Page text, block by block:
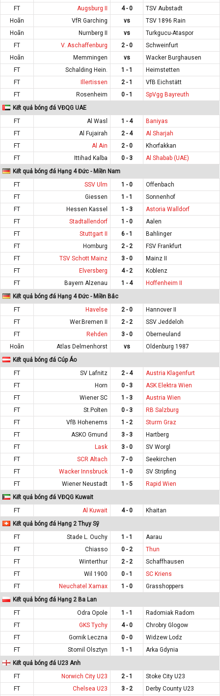
FT
Augsburg II 4 - 0
TSV Aubstadt
Hoãn
VfR Garching vs
TSV 1896 Rain
Hoãn
Nurnberg II vs
Turkgucu-Ataspor
FT
V. Aschaffenburg 2 - 0
Schweinfurt
Hoãn
Memmingen vs
Wacker Burghausen
FT
Schalding Hein. 1 - 1
Heimstetten
FT
Illertissen 2 - 1
VfB Eichstätt
FT
Rosenheim 0 - 1
SpVgg Bayreuth
Kết quả bóng đá VĐQG UAE
FT
Al Wasl 1 - 4
Baniyas
FT
Al Fujairah 2 - 4
Al Sharjah
FT
Al Ain 2 - 0
Khorfakkan
FT
Ittihad Kalba 0 - 3
Al Shabab (UAE)
Kết quả bóng đá Hạng 4 Đức - Miền Nam
FT
SSV Ulm 1 - 0
Offenbach
FT
Giessen 1 - 1
Sonnenhof
FT
Hessen Kassel 1 - 3
Astoria Walldorf
FT
Stadtallendorf 1 - 0
Aalen
FT
Stuttgart II 6 - 1
Bahlinger
FT
Homburg 2 - 2
FSV Frankfurt
FT
TSV Schott Mainz 3 - 0
Mainz II
FT
Elversberg 4 - 2
Koblenz
FT
Bayern Alzenau 1 - 4
Hoffenheim II
Kết quả bóng đá Hạng 4 Đức - Miền Bắc
FT
Havelse 2 - 0
Hannover II
FT
Wer.Bremen II 2 - 2
SSV Jeddeloh
FT
Rehden 3 - 0
Oberneuland
Hoãn
Atlas Delmenhorst vs
Oldenburg 1987
Kết quả bóng đá Cúp Áo
FT
SV Lafnitz 2 - 4
Austria Klagenfurt
FT
Horn 0 - 3
ASK Elektra Wien
FT
Wiener SC 1 - 3
Austria Wien
FT
St.Polten 0 - 3
RB Salzburg
FT
VfB Hohenems 1 - 2
Sturm Graz
FT
ASKO Gmund 3 - 3
Hartberg
FT
Lask 3 - 0
SV Worgl
FT
SCR Altach 7 - 0
Seekirchen
FT
Wacker Innsbruck 1 - 0
SV Stripfing
FT
Wiener Neustadt 1 - 5
Rapid Wien
Kết quả bóng đá VĐQG Kuwait
FT
Al Kuwait 4 - 0
Khaitan
Kết quả bóng đá Hạng 2 Thụy Sỹ
FT
Stade L. Ouchy 1 - 1
Aarau
FT
Chiasso 0 - 2
Thun
FT
Winterthur 2 - 2
Schaffhausen
FT
Wil 1900 0 - 1
SC Kriens
FT
Neuchatel Xamax 1 - 0
Grasshoppers
Kết quả bóng đá Hạng 2 Ba Lan
FT
Odra Opole 1 - 1
Radomiak Radom
FT
GKS Tychy 4 - 0
Chrobry Glogow
FT
Gornik Leczna 0 - 0
Widzew Lodz
FT
Stomil Olsztyn 1 - 1
Arka Gdynia
Kết quả bóng đá U23 Anh
FT
Norwich City U23 2 - 1
Stoke City U23
FT
Chelsea U23 3 - 2 Derby County U23